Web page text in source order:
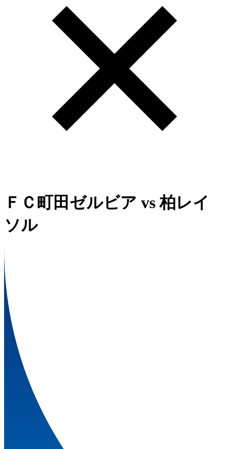
ＦＣ町田ゼルビア vs柏レイ
ソル